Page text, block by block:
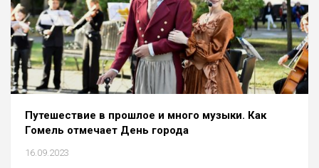
Путешествие в прошлое и много музыки. Как
Гомель отмечает День города
16.09.2023